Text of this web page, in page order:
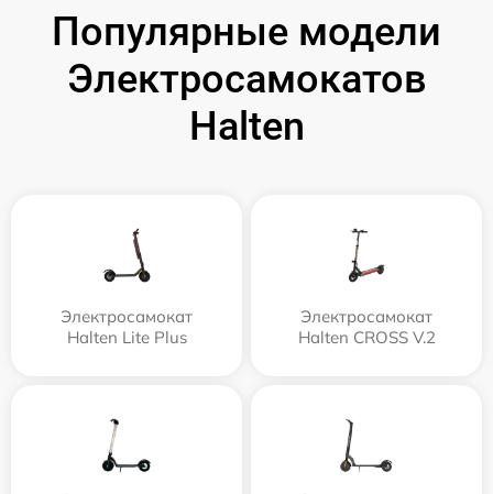
Популярные модели
Электросамокатов
Halten
Электросамокат
Halten Lite Plus
Электросамокат
Halten CROSS V.2